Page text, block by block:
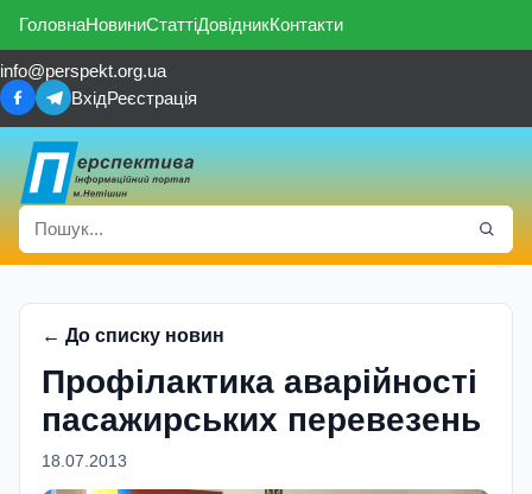
ГоловнаНовиниСтаттіДовідникКонтакти
info@perspekt.org.ua
ВхідРеєстрація
← До списку новин
Профілактика аварійності
пасажирських перевезень
18.07.2013